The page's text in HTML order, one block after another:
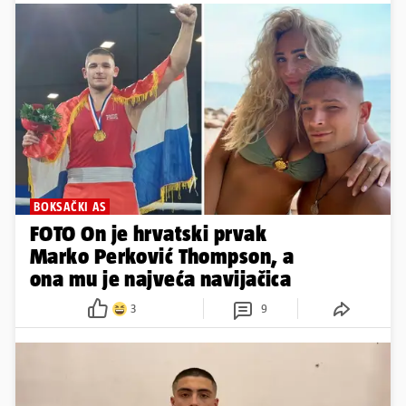
BOKSAČKI AS
FOTO On je hrvatski prvak
Marko Perković Thompson, a
ona mu je najveća navijačica
3 9